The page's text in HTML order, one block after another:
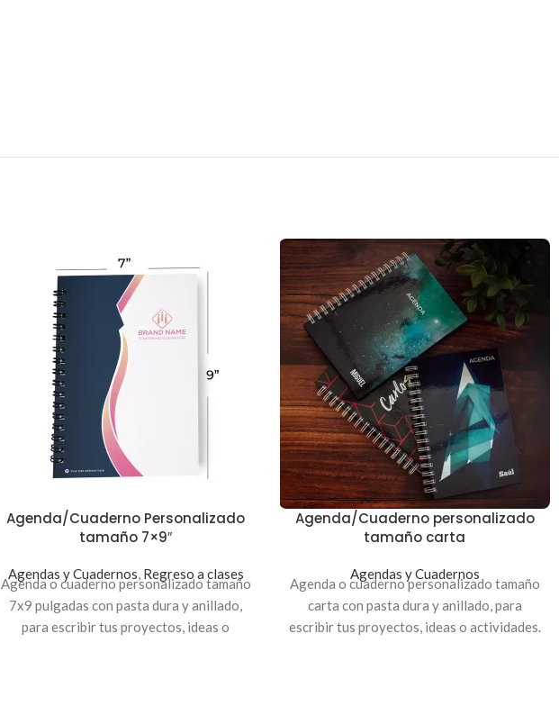
Agenda/Cuaderno Personalizado
tamaño 7×9″
Agendas y Cuadernos, Regreso a clases
Agenda o cuaderno personalizado tamaño
7x9 pulgadas con pasta dura y anillado,
para escribir tus proyectos, ideas o
Agenda/Cuaderno personalizado
tamaño carta
Agendas y Cuadernos
Agenda o cuaderno personalizado tamaño
carta con pasta dura y anillado, para
escribir tus proyectos, ideas o actividades.